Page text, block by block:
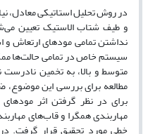
در روش تحلیل استا‌تیکی معادل،
و طیف شتاب الاستیک تعیین
نداشتن تمامی مودهای ارتعاش و
سیستم خاص در تمامی حالت‌ها
متوسط و بالا، به تخمین
مطالعه برای بررسی این
برای در نظر گرفتن اثر
مهاربندی همگرا و قاب‌های